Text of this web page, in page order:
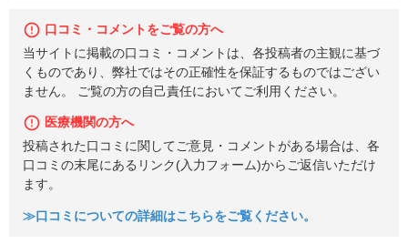
口コミ・コメントをご覧の方へ
当サイトに掲載の口コミ・コメントは、各投稿者の主観に基づ
くものであり、弊社ではその正確性を保証するものではござい
ません。 ご覧の方の自己責任においてご利用ください。
医療機関の方へ
投稿された口コミに関してご意見・コメントがある場合は、各
口コミの末尾にあるリンク(入力フォーム)からご返信いただけ
ます。
≫口コミについての詳細はこちらをご覧ください。